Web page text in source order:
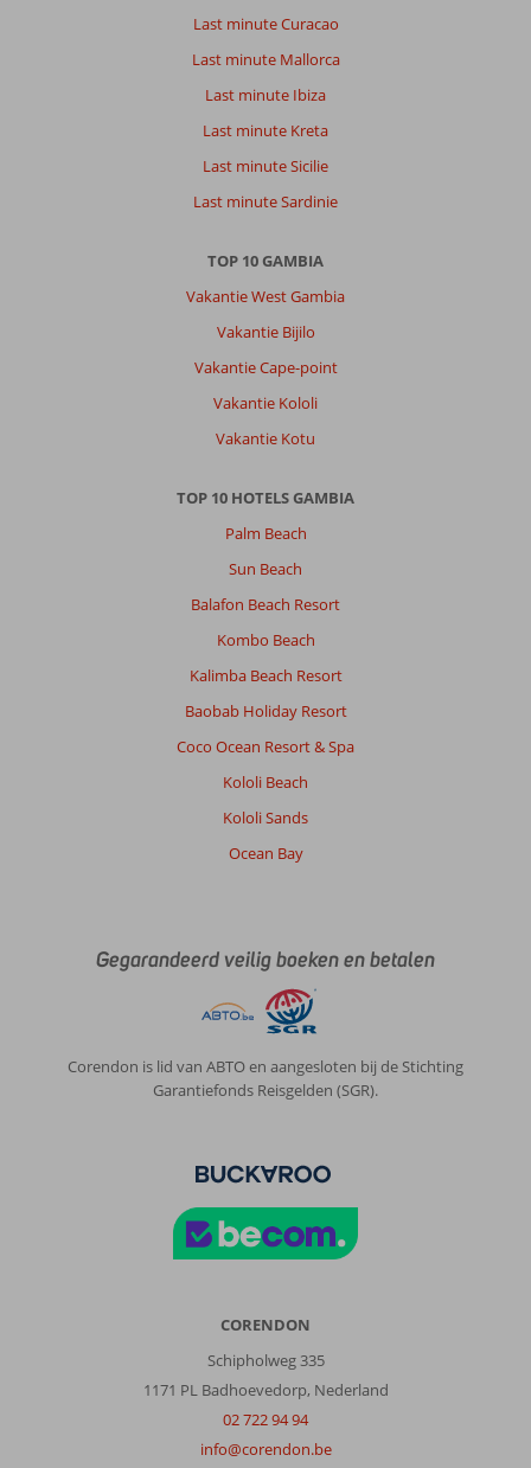
Last minute Curacao
Last minute Mallorca
Last minute Ibiza
Last minute Kreta
Last minute Sicilie
Last minute Sardinie
TOP 10 GAMBIA
Vakantie West Gambia
Vakantie Bijilo
Vakantie Cape-point
Vakantie Kololi
Vakantie Kotu
TOP 10 HOTELS GAMBIA
Palm Beach
Sun Beach
Balafon Beach Resort
Kombo Beach
Kalimba Beach Resort
Baobab Holiday Resort
Coco Ocean Resort & Spa
Kololi Beach
Kololi Sands
Ocean Bay
Gegarandeerd veilig boeken en betalen
Corendon is lid van ABTO en aangesloten bij de Stichting
Garantiefonds Reisgelden (SGR).
CORENDON
Schipholweg 335
1171 PL Badhoevedorp, Nederland
02 722 94 94
info@corendon.be